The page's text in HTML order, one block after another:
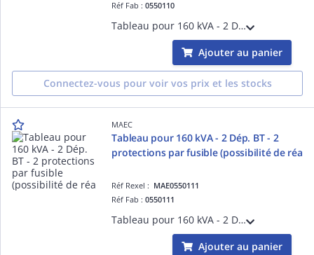
Réf Fab :0550110
Tableau pour 160 kVA - 2 Dép. BT - 2 protections par fusible (possibilité de réalimentation et avec ASD) - EP - nomenclature Enedis : 6982115
Ajouter au panier
Connectez-vous pour voir vos prix et les stocks
MAEC
Tableau pour 160 kVA - 2 Dép. BT - 2
protections par fusible (possibilité de réa
Réf Rexel : MAE0550111
Réf Fab :0550111
Tableau pour 160 kVA - 2 Dép. BT - 2 protections par fusible (possibilité de réalimentation et avec ACG) - EP - nomenclature Enedis : 6982116
Ajouter au panier